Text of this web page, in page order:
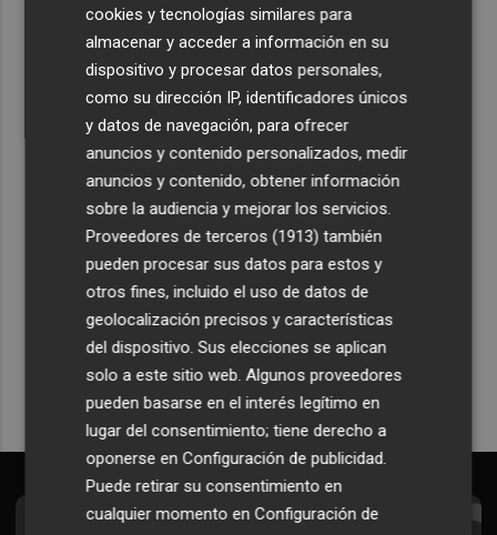
324 habitaciones
Estos son los estrenos que abren la cartelera en agosto:
de la comedia 'El último mono' a una nueva entrega de
'La Patrulla Canina'
Recibe toda la actualidad de
Plaza Podcast en tu correo
Quiero suscribirme
cookies y tecnologías similares para
almacenar y acceder a información en su
dispositivo y procesar datos personales,
como su dirección IP, identificadores únicos
y datos de navegación, para ofrecer
anuncios y contenido personalizados, medir
anuncios y contenido, obtener información
sobre la audiencia y mejorar los servicios.
Proveedores de terceros (1913) también
pueden procesar sus datos para estos y
otros fines, incluido el uso de datos de
geolocalización precisos y características
del dispositivo. Sus elecciones se aplican
solo a este sitio web. Algunos proveedores
pueden basarse en el interés legítimo en
lugar del consentimiento; tiene derecho a
oponerse enConfiguración de publicidad
Puede retirar su consentimiento en
cualquier momento enConfiguración de